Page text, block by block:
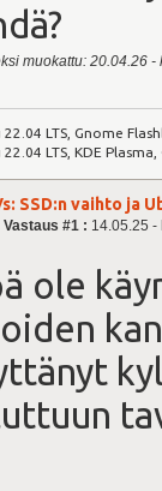
muokattu: 20.04.26
LTS, Gnome
LTS, KDE
SSD:n vaihto ja
Vastaus #1 : 14.05.25 -
ole